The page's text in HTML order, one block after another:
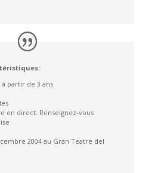
partir de 3 ans
en direct. Renseignez-vous
2004 au Gran Teatre del